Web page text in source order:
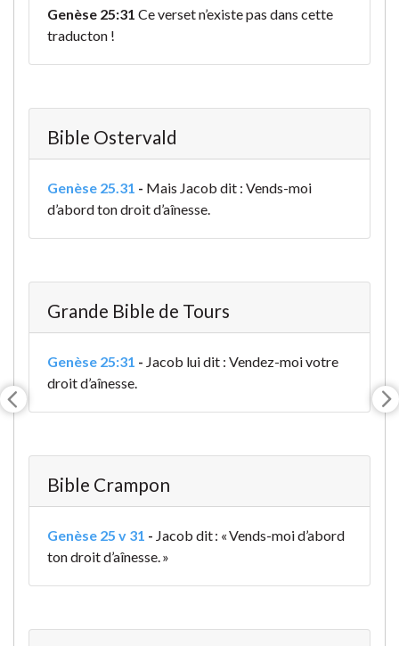
Genèse 25:31 Ce verset n’existe pas dans cette
traducton !
Bible Ostervald
Genèse 25.31 - Mais Jacob dit : Vends-moi
d’abord ton droit d’aînesse.
Grande Bible de Tours
Genèse 25:31 - Jacob lui dit : Vendez-moi votre
droit d’aînesse.
Bible Crampon
Genèse 25 v 31 - Jacob dit : « Vends-moi d’abord
ton droit d’aînesse. »